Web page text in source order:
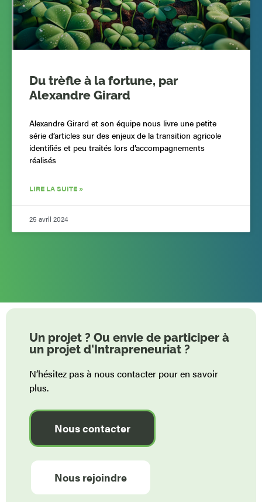
Du trèfle à la fortune, par
Alexandre Girard
Alexandre Girard et son équipe nous livre une petite
série d’articles sur des enjeux de la transition agricole
identifiés et peu traités lors d’accompagnements
réalisés
LIRE LA SUITE »
25 avril 2024
Un projet ? Ou envie de participer à
un projet d'Intrapreneuriat ?
N’hésitez pas à nous contacter pour en savoir
plus.
Nous contacter
Nous rejoindre